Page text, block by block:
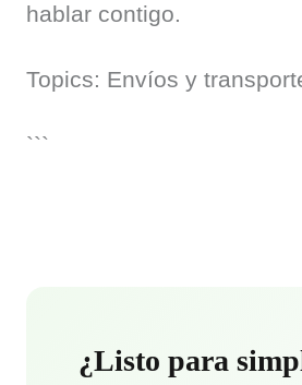
hablar contigo.
Topics: Envíos y
```
¿Listo para